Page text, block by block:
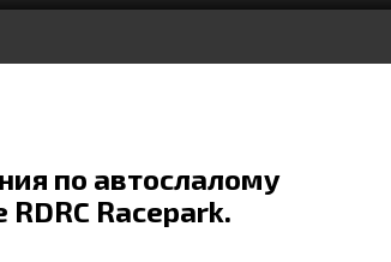
по автослалому
Racepark.